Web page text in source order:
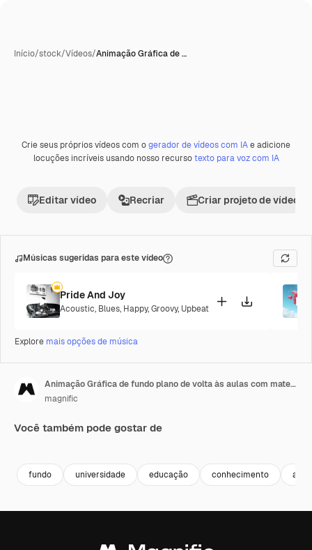
Início/stock/Vídeos/Animação Gráfica de …
Crie seus próprios vídeos com ogerador de vídeos com IAe adicione
locuções incríveis usando nosso recursotexto para voz com IA
Editar vídeo Recriar Criar projeto de vídeo
Músicas sugeridas para este vídeo
Pride And Joy
Acoustic, Blues, Happy,Groovy, Upbeat
Explore mais opções de música
Animação Gráfica de fundo plano de volta às aulas com materiais escolares e lousa
magnific
Você também pode gostar de
fundo universidade educação conhecimento